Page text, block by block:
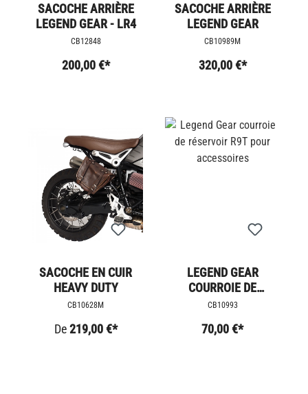
SACOCHE ARRIÈRE
LEGEND GEAR - LR4
CB12848
200,00 €*
SACOCHE ARRIÈRE
LEGEND GEAR
CB10989M
320,00 €*
SACOCHE EN CUIR
HEAVY DUTY
CB10628M
De219,00 €*
LEGEND GEAR
COURROIE DE
RÉSERVOIR R9T POUR
CB10993
70,00 €*